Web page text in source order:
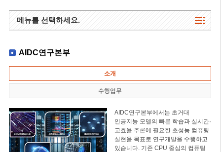
메뉴를 선택하세요.
AIDC연구본부
소개
수행업무
AIDC연구본부에서는 초거대
인공지능 모델의 빠른 학습과 실시간·
고효율 추론에 필요한 초성능 컴퓨팅
실현을 목표로 연구개발을 수행하고
있습니다. 기존 CPU 중심의 컴퓨팅